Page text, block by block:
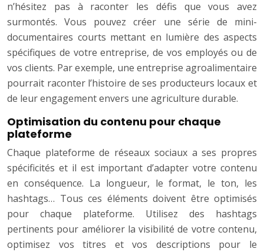
n’hésitez pas à raconter les défis que vous avez
surmontés. Vous pouvez créer une série de mini-
documentaires courts mettant en lumière des aspects
spécifiques de votre entreprise, de vos employés ou de
vos clients. Par exemple, une entreprise agroalimentaire
pourrait raconter l’histoire de ses producteurs locaux et
de leur engagement envers une agriculture durable.
Optimisation du contenu pour chaque
plateforme
Chaque plateforme de réseaux sociaux a ses propres
spécificités et il est important d’adapter votre contenu
en conséquence. La longueur, le format, le ton, les
hashtags… Tous ces éléments doivent être optimisés
pour chaque plateforme. Utilisez des hashtags
pertinents pour améliorer la visibilité de votre contenu,
optimisez vos titres et vos descriptions pour le